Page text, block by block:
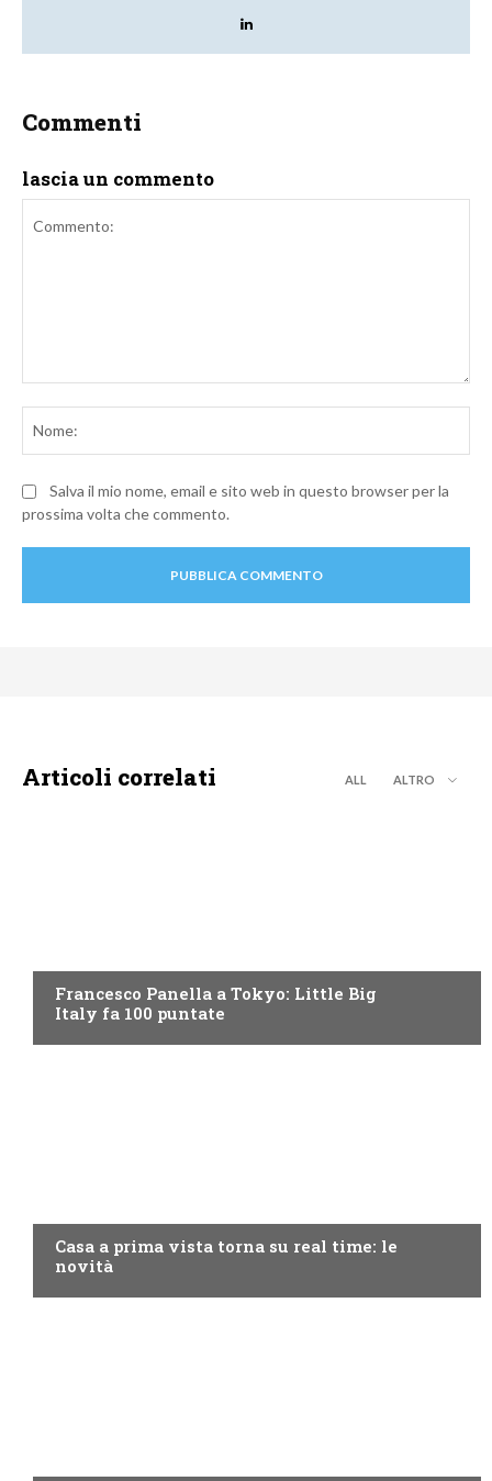
Commenti
lascia un commento
Salva il mio nome, email e sito web in questo browser per la
prossima volta che commento.
Articoli correlati ALL ALTRO
Francesco Panella a Tokyo: Little Big
Italy fa 100 puntate
Casa a prima vista torna su real time: le
novità